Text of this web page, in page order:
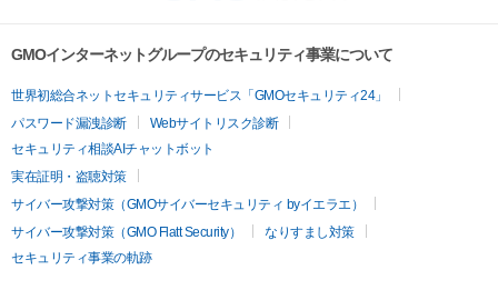
GMOインターネットグループのセキュリティ事業について
世界初総合ネットセキュリティサービス「GMOセキュリティ24」
パスワード漏洩診断
Webサイトリスク診断
セキュリティ相談AIチャットボット
実在証明・盗聴対策
サイバー攻撃対策（GMOサイバーセキュリティ byイエラエ）
サイバー攻撃対策（GMO Flatt Security）
なりすまし対策
セキュリティ事業の軌跡